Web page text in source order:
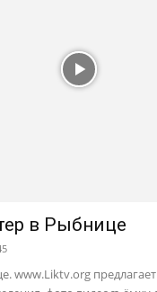
в Рыбнице
www.Liktv.org